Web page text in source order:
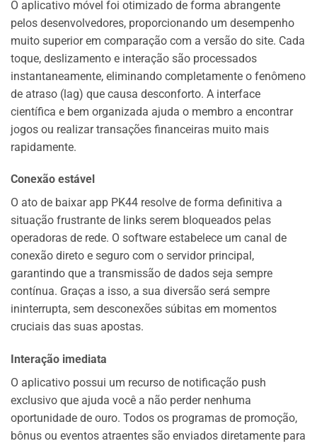
O aplicativo móvel foi otimizado de forma abrangente
pelos desenvolvedores, proporcionando um desempenho
muito superior em comparação com a versão do site. Cada
toque, deslizamento e interação são processados
instantaneamente, eliminando completamente o fenômeno
de atraso (lag) que causa desconforto. A interface
científica e bem organizada ajuda o membro a encontrar
jogos ou realizar transações financeiras muito mais
rapidamente.
Conexão estável
O ato de baixar app PK44 resolve de forma definitiva a
situação frustrante de links serem bloqueados pelas
operadoras de rede. O software estabelece um canal de
conexão direto e seguro com o servidor principal,
garantindo que a transmissão de dados seja sempre
contínua. Graças a isso, a sua diversão será sempre
ininterrupta, sem desconexões súbitas em momentos
cruciais das suas apostas.
Interação imediata
O aplicativo possui um recurso de notificação push
exclusivo que ajuda você a não perder nenhuma
oportunidade de ouro. Todos os programas de promoção,
bônus ou eventos atraentes são enviados diretamente para